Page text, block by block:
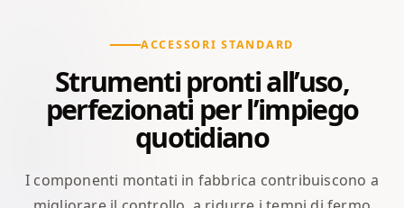
ACCESSORI STANDARD
Strumenti pronti all’uso,
perfezionati per l’impiego
quotidiano
I componenti montati in fabbrica contribuiscono a